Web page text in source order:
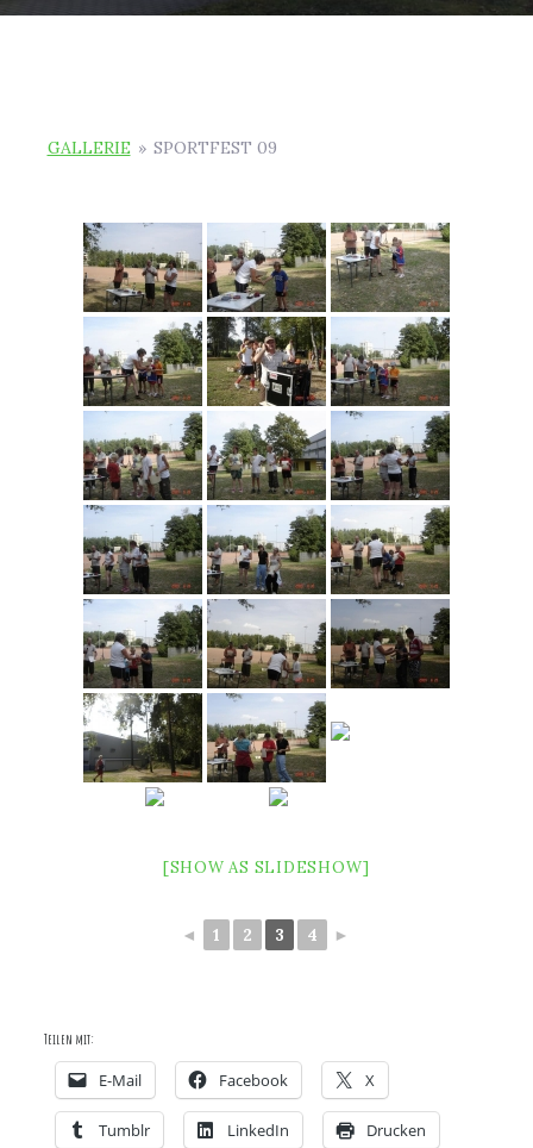
GALLERIE » SPORTFEST 09
[SHOW AS SLIDESHOW]
◄ 1 2 3 4 ►
Teilen mit:
E-Mail Facebook X
Tumblr LinkedIn Drucken